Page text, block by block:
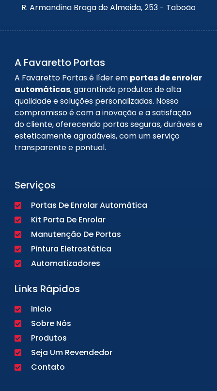
R. Armandina Braga de Almeida, 253 - Taboão
A Favaretto Portas
A Favaretto Portas é líder em portas de enrolar
automáticas, garantindo produtos de alta
qualidade e soluções personalizadas. Nosso
compromisso é com a inovação e a satisfação
do cliente, oferecendo portas seguras, duráveis e
esteticamente agradáveis, com um serviço
transparente e pontual.
Serviços
Portas De Enrolar Automática
Kit Porta De Enrolar
Manutenção De Portas
Pintura Eletrostática
Automatizadores
Links Rápidos
Inicio
Sobre Nós
Produtos
Seja Um Revendedor
Contato